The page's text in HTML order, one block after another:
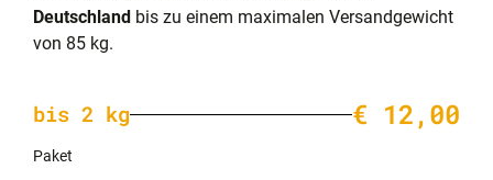
Deutschland bis zu einem maximalen Versandgewicht
von 85 kg.
bis 2 kg € 12,00
Paket